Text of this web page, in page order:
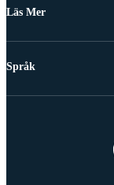
Läs Mer
Språk